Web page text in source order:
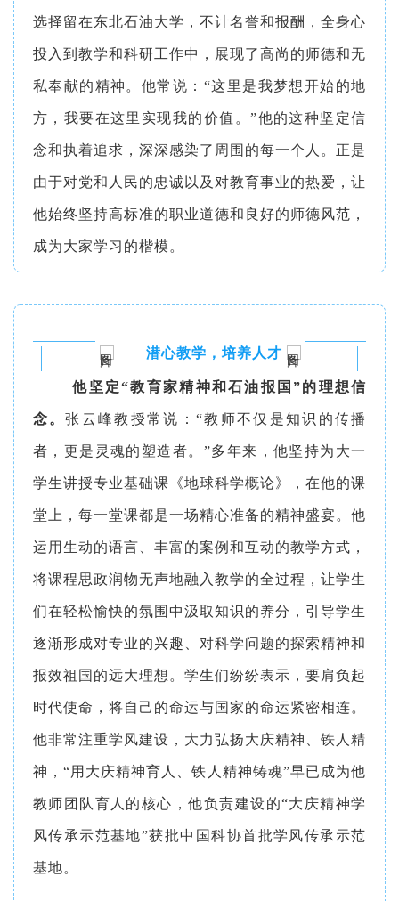
选择留在东北石油大学，不计名誉和报酬，全身心
投入到教学和科研工作中，展现了高尚的师德和无
私奉献的精神。他常说：“这里是我梦想开始的地
方，我要在这里实现我的价值。”他的这种坚定信
念和执着追求，深深感染了周围的每一个人。正是
由于对党和人民的忠诚以及对教育事业的热爱，让
他始终坚持高标准的职业道德和良好的师德风范，
成为大家学习的楷模。
潜心教学，培养人才
他坚定“教育家精神和石油报国”的理想信
念。张云峰教授常说：“教师不仅是知识的传播
者，更是灵魂的塑造者。”多年来，他坚持为大一
学生讲授专业基础课《地球科学概论》，在他的课
堂上，每一堂课都是一场精心准备的精神盛宴。他
运用生动的语言、丰富的案例和互动的教学方式，
将课程思政润物无声地融入教学的全过程，让学生
们在轻松愉快的氛围中汲取知识的养分，引导学生
逐渐形成对专业的兴趣、对科学问题的探索精神和
报效祖国的远大理想。学生们纷纷表示，要肩负起
时代使命，将自己的命运与国家的命运紧密相连。
他非常注重学风建设，大力弘扬大庆精神、铁人精
神，“用大庆精神育人、铁人精神铸魂”早已成为他
教师团队 育人的核心，他负责建设的“大庆精神学
风传承示范基地”获批中国科协首批学风传承示范
基地。